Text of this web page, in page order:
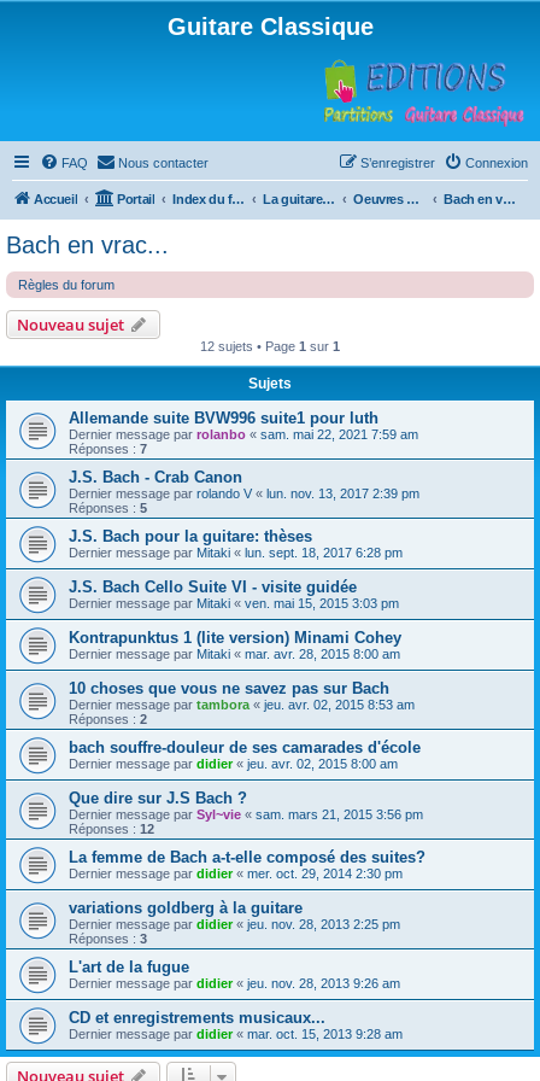
Guitare Classique
FAQ Nous contacter Connexion
S’enregistrer
Accueil Portail Index du forum La guitare : instrument, cours et théorie Oeuvres à la loupe Bach en vrac...
Bach en vrac...
Règles du forum
Nouveau sujet
12 sujets • Page 1 sur 1
Sujets
Allemande suite BVW996 suite1 pour luth
Dernier message par rolanbo « sam. mai 22, 2021 7:59 am
Réponses : 7
J.S. Bach - Crab Canon
Dernier message par rolando V « lun. nov. 13, 2017 2:39 pm
Réponses : 5
J.S. Bach pour la guitare: thèses
Dernier message par Mitaki « lun. sept. 18, 2017 6:28 pm
J.S. Bach Cello Suite VI - visite guidée
Dernier message par Mitaki « ven. mai 15, 2015 3:03 pm
Kontrapunktus 1 (lite version) Minami Cohey
Dernier message par Mitaki « mar. avr. 28, 2015 8:00 am
10 choses que vous ne savez pas sur Bach
Dernier message par tambora « jeu. avr. 02, 2015 8:53 am
Réponses : 2
bach souffre-douleur de ses camarades d'école
Dernier message par didier« jeu. avr. 02, 2015 8:00 am
Que dire sur J.S Bach ?
Dernier message par Syl~vie « sam. mars 21, 2015 3:56 pm
Réponses : 12
La femme de Bach a-t-elle composé des suites?
Dernier message par didier« mer. oct. 29, 2014 2:30 pm
variations goldberg à la guitare
Dernier message par didier« jeu. nov. 28, 2013 2:25 pm
Réponses : 3
L'art de la fugue
Dernier message par didier« jeu. nov. 28, 2013 9:26 am
CD et enregistrements musicaux...
Dernier message par didier« mar. oct. 15, 2013 9:28 am
Nouveau sujet